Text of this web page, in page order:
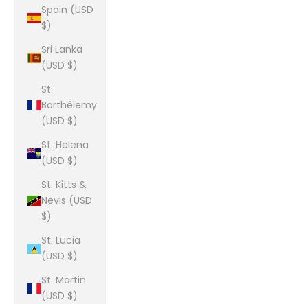
Spain (USD
$)
Sri Lanka
(USD $)
St.
Barthélemy
(USD $)
St. Helena
(USD $)
St. Kitts &
Nevis (USD
$)
St. Lucia
(USD $)
St. Martin
(USD $)